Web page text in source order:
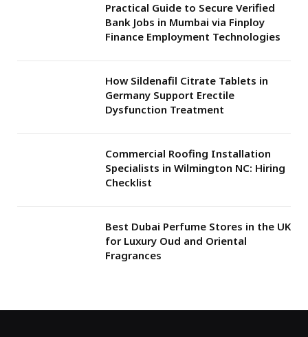
Practical Guide to Secure Verified
Bank Jobs in Mumbai via Finploy
Finance Employment Technologies
How Sildenafil Citrate Tablets in
Germany Support Erectile
Dysfunction Treatment
Commercial Roofing Installation
Specialists in Wilmington NC: Hiring
Checklist
Best Dubai Perfume Stores in the UK
for Luxury Oud and Oriental
Fragrances